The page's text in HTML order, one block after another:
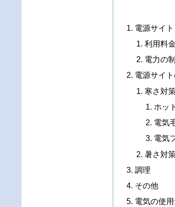
電源サイ
利用料金
電力の
電源サイ
寒さ対
ホッ
電気
電気
暑さ対
調理
その他
電気の使